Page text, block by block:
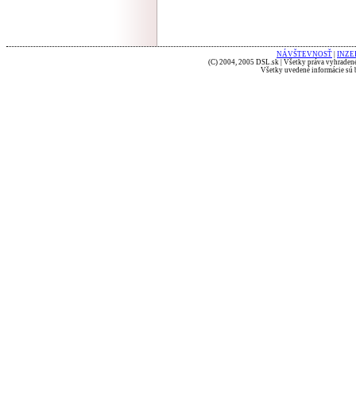
NÁVŠTEVNOSŤ
(C) 2004, 2005 DSL.sk | Všetky práva
Všetky uvedené informácie sú